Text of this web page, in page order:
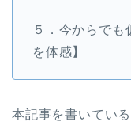
５．今からで
を体感】
本記事を書いてい